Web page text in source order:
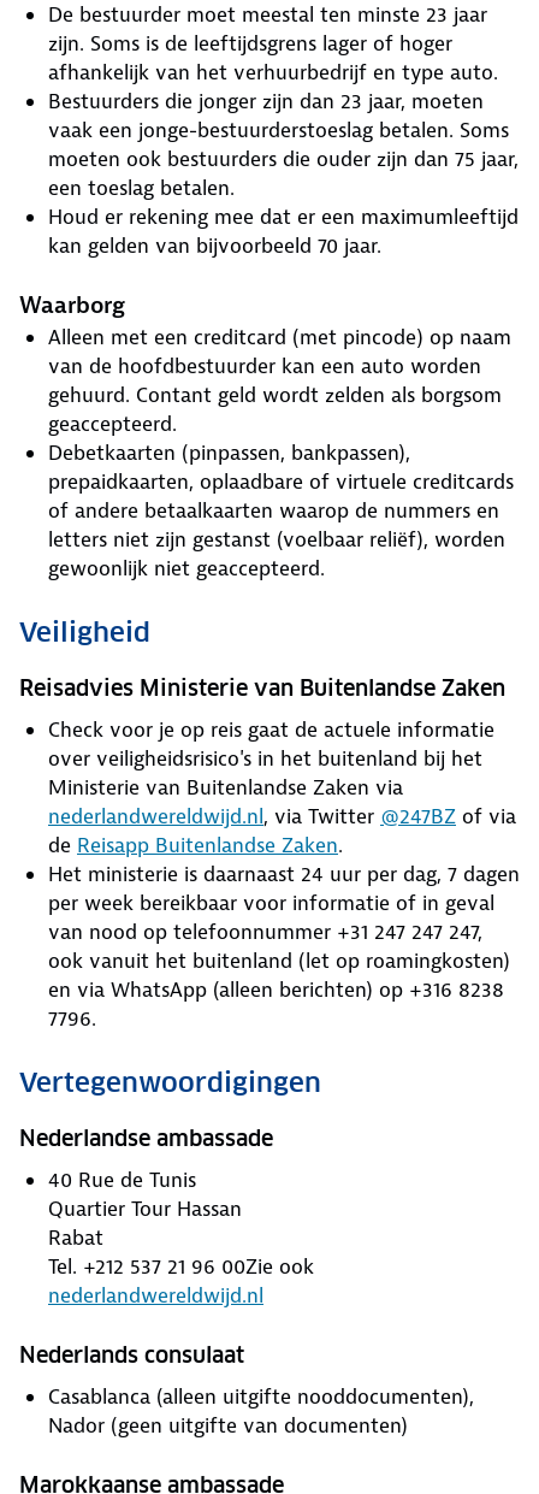
De bestuurder moet meestal ten minste 23 jaar
zijn. Soms is de leeftijdsgrens lager of hoger
afhankelijk van het verhuurbedrijf en type auto.
Bestuurders die jonger zijn dan 23 jaar, moeten
vaak een jonge-bestuurderstoeslag betalen. Soms
moeten ook bestuurders die ouder zijn dan 75 jaar,
een toeslag betalen.
Houd er rekening mee dat er een maximumleeftijd
kan gelden van bijvoorbeeld 70 jaar.
Waarborg
Alleen met een creditcard (met pincode) op naam
van de hoofdbestuurder kan een auto worden
gehuurd. Contant geld wordt zelden als borgsom
geaccepteerd.
Debetkaarten (pinpassen, bankpassen),
prepaidkaarten, oplaadbare of virtuele creditcards
of andere betaalkaarten waarop de nummers en
letters niet zijn gestanst (voelbaar reliëf), worden
gewoonlijk niet geaccepteerd.
Veiligheid
Reisadvies Ministerie van Buitenlandse Zaken
Check voor je op reis gaat de actuele informatie
over veiligheidsrisico's in het buitenland bij het
Ministerie van Buitenlandse Zaken via
nederlandwereldwijd.nl, via Twitter @247BZ of via
de Reisapp Buitenlandse Zaken.
Het ministerie is daarnaast 24 uur per dag, 7 dagen
per week bereikbaar voor informatie of in geval
van nood op telefoonnummer +31 247 247 247,
ook vanuit het buitenland (let op roamingkosten)
en via WhatsApp (alleen berichten) op +316 8238
7796.
Vertegenwoordigingen
Nederlandse ambassade
40 Rue de Tunis
Quartier Tour Hassan
Rabat
Tel. +212 537 21 96 00Zie ook
nederlandwereldwijd.nl
Nederlands consulaat
Casablanca (alleen uitgifte nooddocumenten),
Nador (geen uitgifte van documenten)
Marokkaanse ambassade